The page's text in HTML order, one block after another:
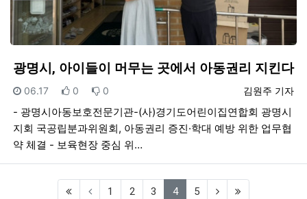
광명시, 아이들이 머무는 곳에서 아동권리 지킨다
등록자
김원주 기자
등록일
06.17 추천
0 비추천
0
- 광명시아동보호전문기관-(사)경기도어린이집연합회 광명시
지회 국공립분과위원회, 아동권리 증진·학대 예방 위한 업무협
약 체결 - 보육현장 중심 위…
1 2 3 4(current)
5